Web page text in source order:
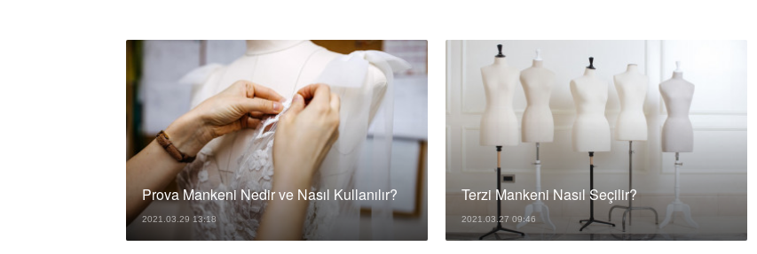
Prova Mankeni Nedir ve Nasıl Kullanılır?
2021.03.29 13:18
Terzi Mankeni Nasıl Seçilir?
2021.03.27 09:46